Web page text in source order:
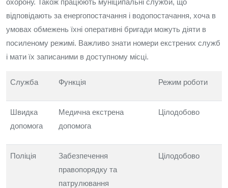
охорону. Також працюють муніципальні служби, що
відповідають за енергопостачання і водопостачання, хоча в
умовах обмежень їхні оперативні бригади можуть діяти в
посиленому режимі. Важливо знати номери екстрених служб
і мати їх записаними в доступному місці.
Служба Функція Режим роботи
Швидка
допомога
Медична екстрена
допомога
Цілодобово
Поліція
Забезпечення
правопорядку та
патрулювання
Цілодобово